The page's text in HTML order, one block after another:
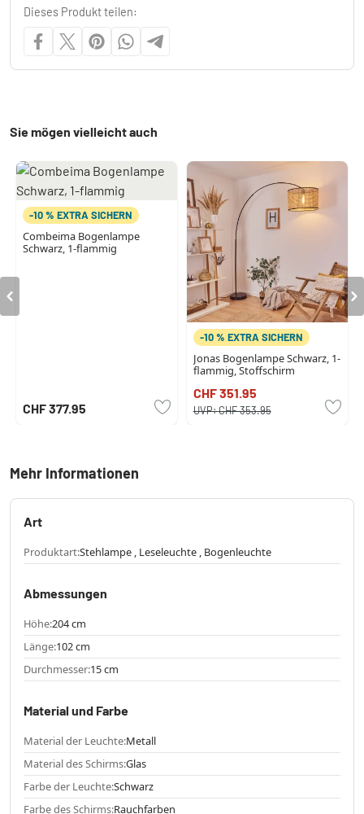
Dieses Produkt teilen:
Sie mögen vielleicht auch
-10 % EXTRA SICHERN
Combeima Bogenlampe
Schwarz, 1-flammig
CHF 377.95
-10 % EXTRA SICHERN
Jonas Bogenlampe Schwarz, 1-
flammig, Stoffschirm
CHF 351.95
UVP:CHF 353.95
Mehr Informationen
Art
Produktart:Stehlampe , Leseleuchte , Bogenleuchte
Abmessungen
Höhe:204 cm
Länge:102 cm
Durchmesser:15 cm
Material und Farbe
Material der Leuchte:Metall
Material des Schirms:Glas
Farbe der Leuchte:Schwarz
Farbe des Schirms:Rauchfarben